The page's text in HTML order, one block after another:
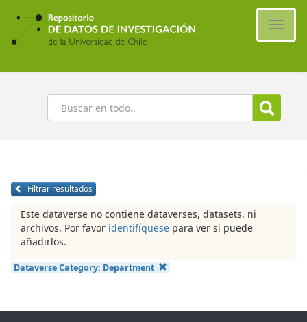
Ir
contenido
principal
Buscar
Filtrar resultados
Este dataverse no contiene dataverses, datasets, ni
archivos. Por favor identifíquese para ver si puede
añadirlos.
Dataverse Category: Department